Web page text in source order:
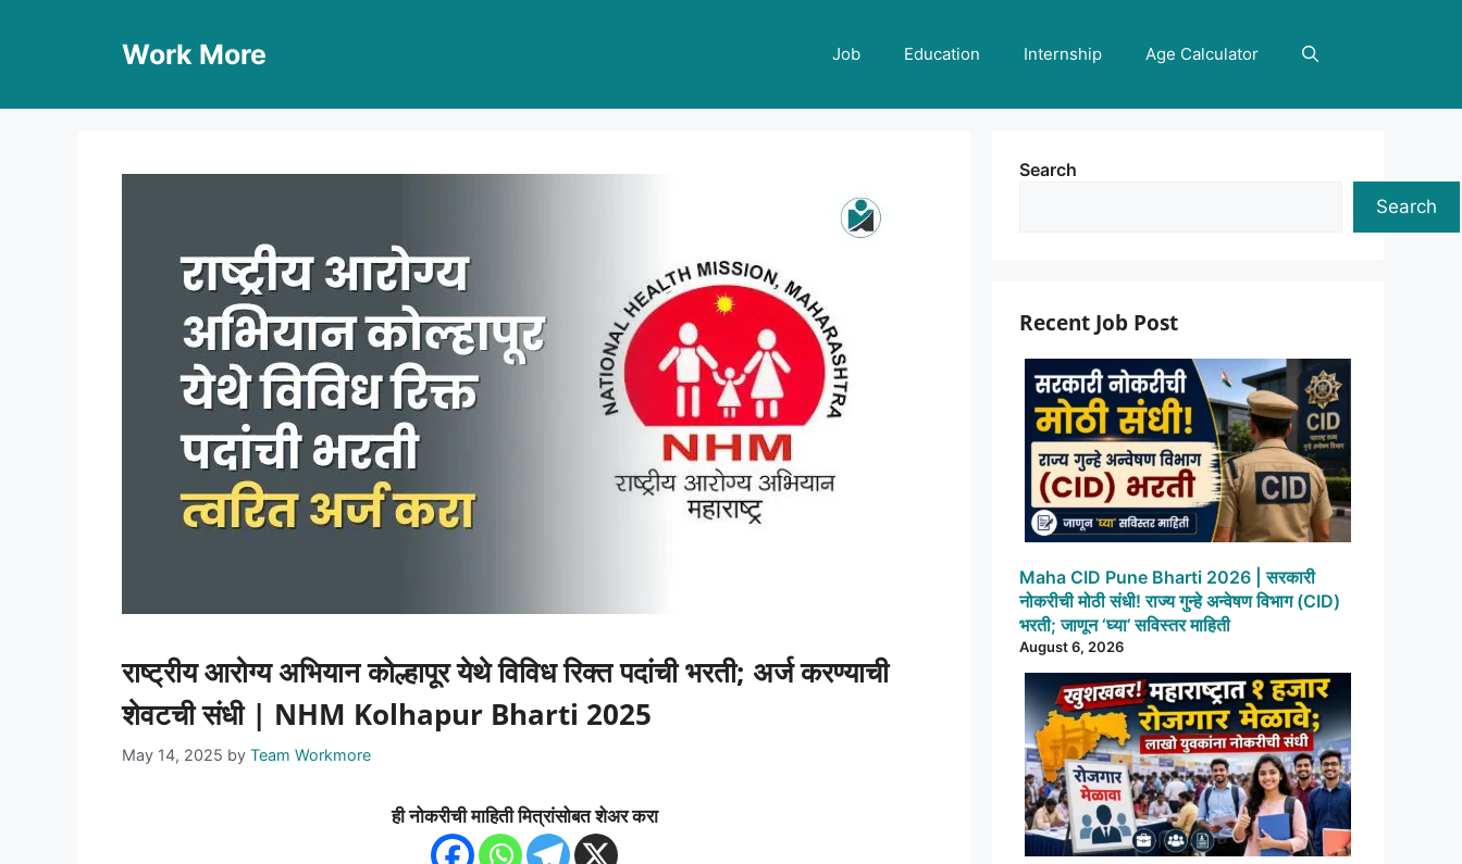
Work More Job Education Internship Age Calculator
राष्ट्रीय आरोग्य अभियान कोल्हापूर येथे विविध रिक्त पदांची भरती; अर्ज करण्याची
शेवटची संधी | NHM Kolhapur Bharti 2025
May 14, 2025 by Team Workmore
ही नोकरीची माहिती मित्रांसोबत शेअर करा
Search
Search
Recent Job Post
Maha CID Pune Bharti 2026 | सरकारी
नोकरीची मोठी संधी! राज्य गुन्हे अन्वेषण विभाग (CID)
भरती; जाणून ‘घ्या’ सविस्तर माहिती
August 6, 2026